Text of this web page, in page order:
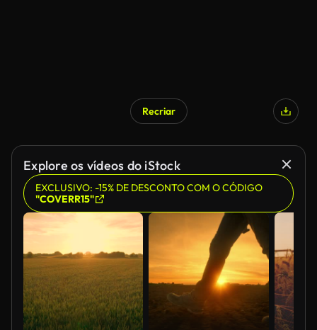
Recriar
Explore os vídeos do iStock
EXCLUSIVO: -15% DE DESCONTO COM O CÓDIGO
"COVERR15"